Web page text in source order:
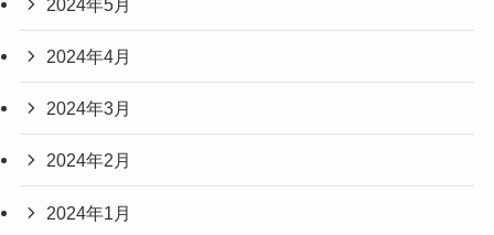
2024年5月
2024年4月
2024年3月
2024年2月
2024年1月